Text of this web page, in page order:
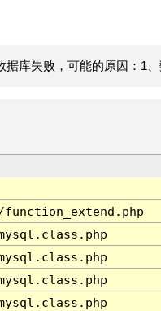
库失败，可能的原因：1